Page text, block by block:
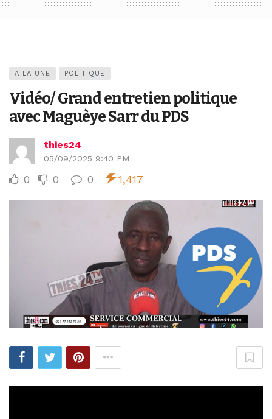
A LA UNE POLITIQUE
Vidéo/ Grand entretien politique
avec Maguèye Sarr du PDS
thies24
05/09/2025 9:40 PM
0 0 0 1,417